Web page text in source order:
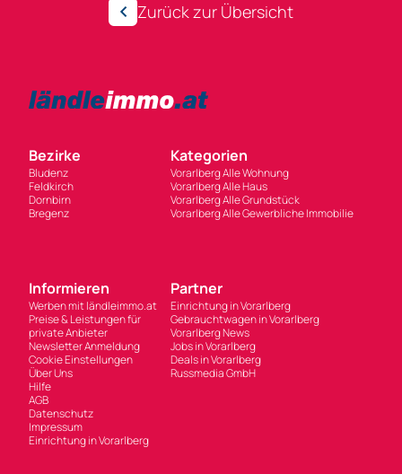
Zurück zur Übersicht
Bezirke
Bludenz
Feldkirch
Dornbirn
Bregenz
Kategorien
Vorarlberg Alle Wohnung
Vorarlberg Alle Haus
Vorarlberg Alle Grundstück
Vorarlberg Alle Gewerbliche Immobilie
Informieren
Werben mit ländleimmo.at
Preise & Leistungen für
private Anbieter
Newsletter Anmeldung
Cookie Einstellungen
Über Uns
Hilfe
AGB
Datenschutz
Impressum
Einrichtung in Vorarlberg
Partner
Einrichtung in Vorarlberg
Gebrauchtwagen in Vorarlberg
Vorarlberg News
Jobs in Vorarlberg
Deals in Vorarlberg
Russmedia GmbH